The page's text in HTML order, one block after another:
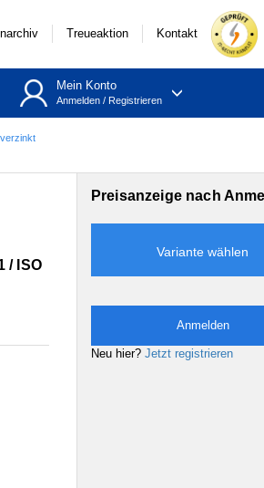
Treueaktion Kontakt
Mein Konto
Anmelden / Registrieren
/ ISO
Preisanzeige nach
Variante wählen
Anmelden
Neu hier? Jetzt registrieren